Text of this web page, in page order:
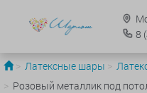
8
Латексные шары
Розовый металлик под